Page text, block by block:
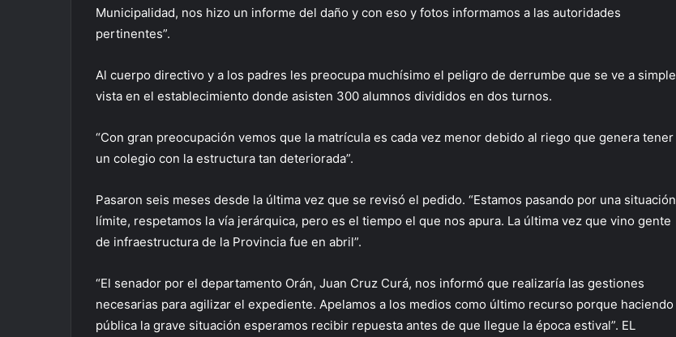
Municipalidad, nos hizo un informe del daño y con eso y fotos informamos a las autoridades
pertinentes”.
Al cuerpo directivo y a los padres les preocupa muchísimo el peligro de derrumbe que se ve a simple
vista en el establecimiento donde asisten 300 alumnos divididos en dos turnos.
“Con gran preocupación vemos que la matrícula es cada vez menor debido al riego que genera tener
un colegio con la estructura tan deteriorada”.
Pasaron seis meses desde la última vez que se revisó el pedido. “Estamos pasando por una situación
límite, respetamos la vía jerárquica, pero es el tiempo el que nos apura. La última vez que vino gente
de infraestructura de la Provincia fue en abril”.
“El senador por el departamento Orán, Juan Cruz Curá, nos informó que realizaría las gestiones
necesarias para agilizar el expediente. Apelamos a los medios como último recurso porque haciendo
pública la grave situación esperamos recibir repuesta antes de que llegue la época estival”. EL